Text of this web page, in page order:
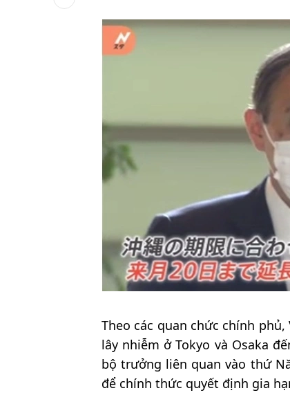
Theo các quan chức chính
lây nhiễm ở Tokyo và Osaka
bộ trưởng liên quan vào thứ
để chính thức quyết định gia